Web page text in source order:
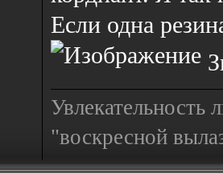
Если одна
Увлекательность
"воскресной